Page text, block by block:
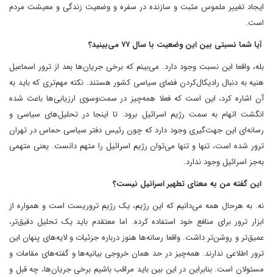
ایجاد تغییر ملموس مثبت و سازنده در سفره و وضعیت زندگی و معیشت مردم
است.
‌ آیا شما نسبتی بین این وضعیت با سال ۷۷ می‌بینید؟
بله، واقعا این نسبت وجود دارد. می‌بینم که برخی جریان‌ها بعد از ترور اسماعیل
هنیه به دنبال رادیکال‌کردن فضای سیاسی کشور هستند. نکته مهم‌تری که باید به
آن اشاره کرد، این است که فعلا همه‌چیز در سمت‌و‌سوی ارزیابی‌ها باعث شده
انگشت اتهام به سمت رژیم اسرائیل برود. تا اینجا در تحلیل‌های سیاسی و
رسانه‌ای این جهت‌گیری وجود دارد که چون رئیس دفتر سیاسی حماس در تهران
ترور شده است، تنها و تنها می‌توان رژیم اسرائیل را متهم دانست. یعنی متهمی
به‌‌جز اسرائیل وجود ندارد.
‌ این گفته من به معنای تطهیر اسرائیل نیست؟
نه. به هرحال همه می‌دانیم که این رژیم، یک رژیم تروریست است و همواره از
ابزار ترور برای منافع خود استفاده کرده‌. اما معتقدم باید یک تحلیل دقیق‌تر،
عمیق‌تر و روشن‌تر داشت. واقعا رسانه‌ها هنوز درباره جزئیات و لایه‌های پنهان این
ترور اطلاعی ندارند. همه‌چیز در حد همان خروجی بیانیه‌ها و گفته‌های مقامات و
مسئولان است. بنابراین در این بین باید مراقب باشیم‌ برخی جریان‌ها، چه قبل و